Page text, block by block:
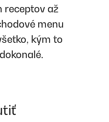
receptov až
menu
kým to